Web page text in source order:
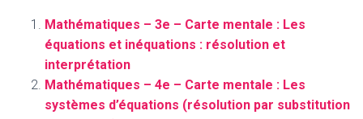
Mathématiques – 3e – Carte mentale : Les
équations et inéquations : résolution et
interprétation
Mathématiques – 4e – Carte mentale : Les
systèmes d’équations (résolution par substitution